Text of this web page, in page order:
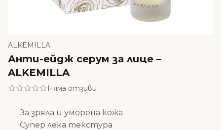
ALKEMILLA
Анти-ейдж серум за лице –
ALKEMILLA
Няма отзиви
За зряла и уморена кожа
Супер лека текстура